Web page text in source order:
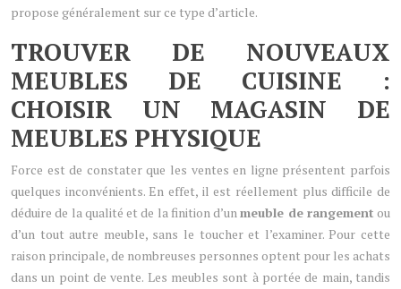
propose généralement sur ce type d’article.
TROUVER DE NOUVEAUX
MEUBLES DE CUISINE :
CHOISIR UN MAGASIN DE
MEUBLES PHYSIQUE
Force est de constater que les ventes en ligne présentent parfois
quelques inconvénients. En effet, il est réellement plus difficile de
déduire de la qualité et de la finition d’unmeuble de rangement ou
d’un tout autre meuble, sans le toucher et l’examiner. Pour cette
raison principale, de nombreuses personnes optent pour les achats
dans un point de vente. Les meubles sont à portée de main, tandis